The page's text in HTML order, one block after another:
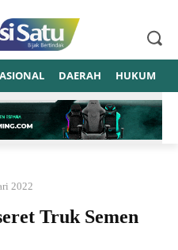
DAERAH HUKUM
2022
Truk Semen